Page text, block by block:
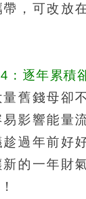
，可改放
：逐年累積
舊錢母卻
影響能量
過年前好
的一年財